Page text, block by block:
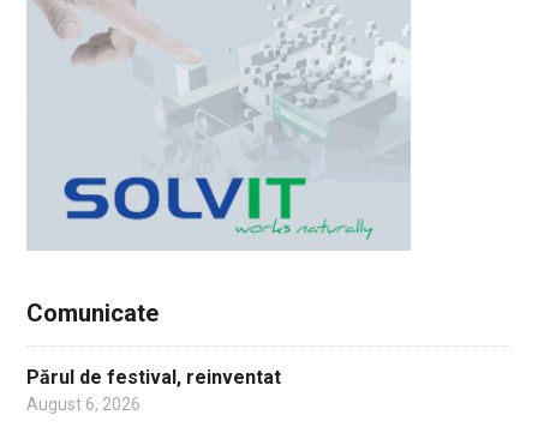
Comunicate
Părul de festival, reinventat
August 6, 2026